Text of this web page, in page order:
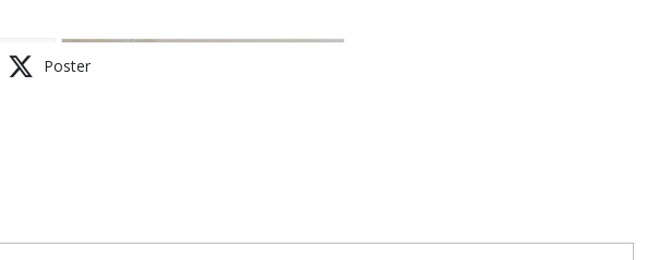
Poster